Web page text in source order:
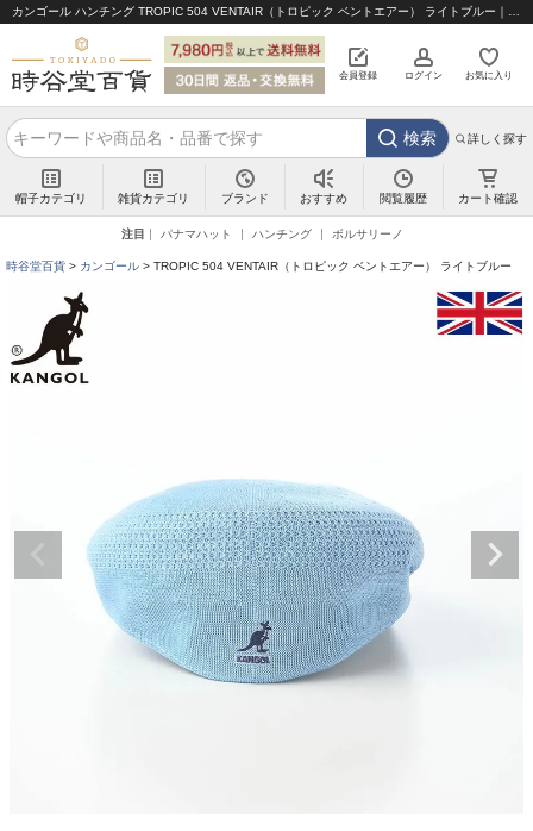
会員登録 ログイン お気に入り
検索 詳しく探す
帽子カテゴリ 雑貨カテゴリ ブランド おすすめ 閲覧履歴 カート確認
注目 パナマハット ハンチング ボルサリーノ
時谷堂百貨 カンゴール TROPIC 504 VENTAIR（トロピック ベントエアー） ライトブルー